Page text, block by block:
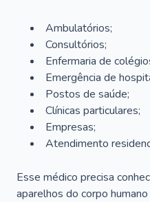
Ambulatórios;
Consultórios;
Enfermaria de
Emergência de
Postos de saúde;
Clínicas particulares;
Empresas;
Atendimento
Esse médico precisa
aparelhos do corpo